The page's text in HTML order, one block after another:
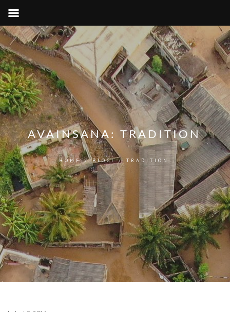
AVAINSANA: TRADITION
HOME/BLOGI/ TRADITION